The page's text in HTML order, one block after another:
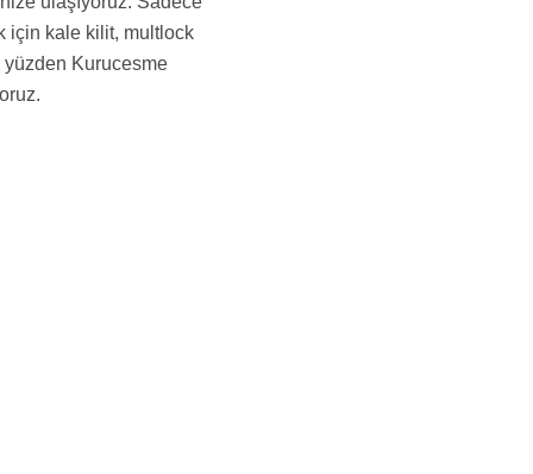
için kale kilit, multlock
Kurucesme